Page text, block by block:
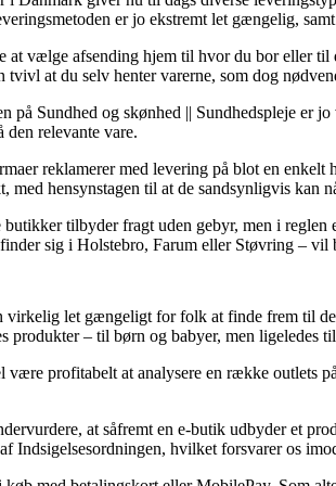
er jo ekstremt let gængelig,
at vælge afsending hjem til hvor du bor eller
tvivl at du selv henter varerne, som dog
på Sundhed og skønhed || Sundhedspleje er
den relevante vare.
reklamerer med levering på blot en
med hensynstagen til at de sandsynligvis kan
tilbyder fragt uden gebyr, men i
sig i Holstebro, Farum eller Støvring –
virkelig let gængeligt for folk at finde frem til
produkter – til børn og babyer, men ligeledes
være profitabelt at analysere en række outlets
at såfremt en e-butik udbyder et
Indsigelsesordningen, hvilket forsvarer os